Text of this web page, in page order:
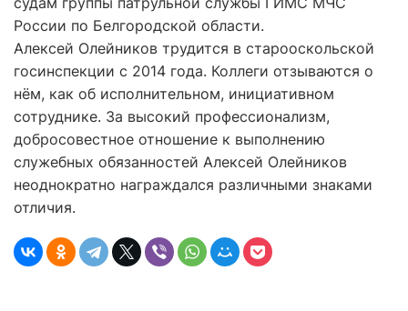
России по Белгородской области.
Алексей Олейников трудится в старооскольской
госинспекции с 2014 года. Коллеги отзываются о
нём, как об исполнительном, инициативном
сотруднике. За высокий профессионализм,
добросовестное отношение к выполнению
служебных обязанностей Алексей Олейников
неоднократно награждался различными знаками
отличия.